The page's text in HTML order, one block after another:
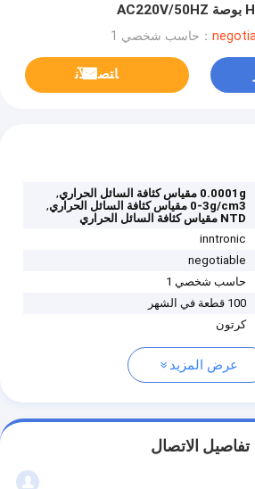
ﺎﺘﺼﻟ ﺍﻶﻧ
0.0001g مقياس كثافة السائل الحراري
,
0-3g/cm3 مقياس كثافة السائل الحراري
,
NTD مقياس كثافة السائل الحراري
inntronic
negotiable
حاسب شخصي 1
100 قطعة في الشهر
كرتون
عرض المزيد
تفاصيل الاتصال